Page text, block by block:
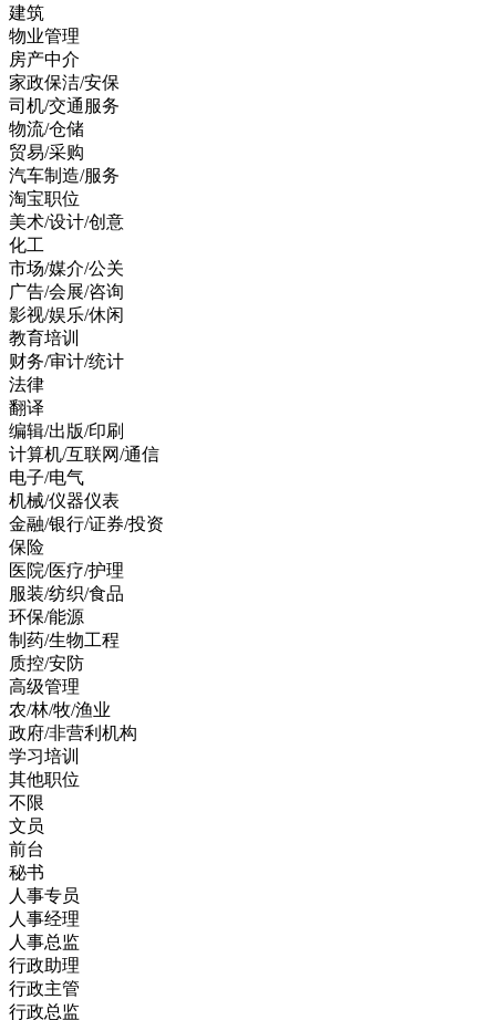
建筑
物业管理
房产中介
家政保洁/安保
司机/交通服务
物流/仓储
贸易/采购
汽车制造/服务
淘宝职位
美术/设计/创意
化工
市场/媒介/公关
广告/会展/咨询
影视/娱乐/休闲
教育培训
财务/审计/统计
法律
翻译
编辑/出版/印刷
计算机/互联网/通信
电子/电气
机械/仪器仪表
金融/银行/证券/投资
保险
医院/医疗/护理
服装/纺织/食品
环保/能源
制药/生物工程
质控/安防
高级管理
农/林/牧/渔业
政府/非营利机构
学习培训
其他职位
不限
文员
前台
秘书
人事专员
人事经理
人事总监
行政助理
行政主管
行政总监